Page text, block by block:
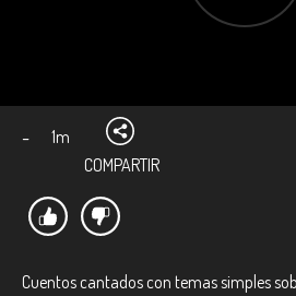
-
1m
COMPARTIR
Cuentos cantados con temas simples